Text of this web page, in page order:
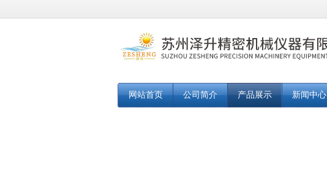
网站首页 公司简介 产品展示 新闻中心